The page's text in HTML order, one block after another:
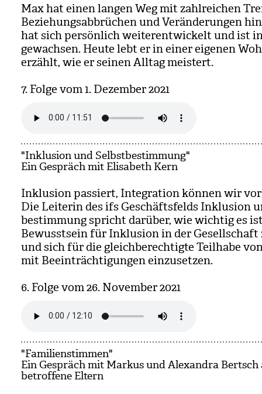
Max hat einen lan­gen Weg mit zahl­rei­chen
Bezie­hungs­ab­brü­chen und Ver­än­de­run­gen
hat sich per­sön­lich wei­ter­ent­wi­ckelt und ist
gewach­sen. Heute lebt er in einer eige­nen
erzählt, wie er sei­nen All­tag meis­tert.
7. Folge vom 1. Dezem­ber 2021
"Inklusion und Selbstbestimmung"
Ein Gespräch mit Elisabeth Kern
Inklu­sion pas­siert, Inte­gra­tion kön­nen wir
Die Lei­te­rin des ifs Geschäfts­felds Inklu­sion
be­stim­mung spricht dar­über, wie wich­tig es
Bewusst­sein für Inklu­sion in der Gesell­schaft
und sich für die gleich­be­rech­tigte Teil­habe
mit Beein­träch­ti­gun­gen ein­zu­set­zen.
6. Folge vom 26. Novem­ber 2021
"Familienstimmen"
Ein Gespräch mit Markus und Alexandra Bertsch
betroffene Eltern